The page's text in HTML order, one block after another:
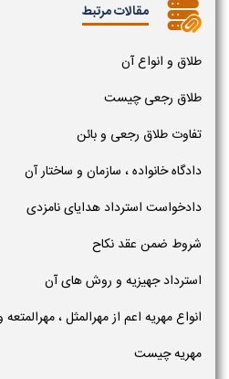
مقالات مرتبط
طلاق و انواع آن
طلاق رجعی چیست
تفاوت طلاق رجعی و بائن
دادگاه خانواده ، سازمان و ساختار آن
دادخواست استرداد هدایای نامزدی
شروط ضمن عقد نکاح
استرداد جهیزیه و روش های آن
انواع مهریه اعم از مهرالمثل ،
مهریه چیست